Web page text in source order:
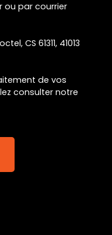
ou par courrier
CS 61311, 41013
de vos
consulter notre